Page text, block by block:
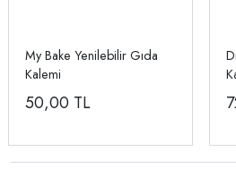
My Bake Yenilebilir Gıda
Kalemi
50,00 TL